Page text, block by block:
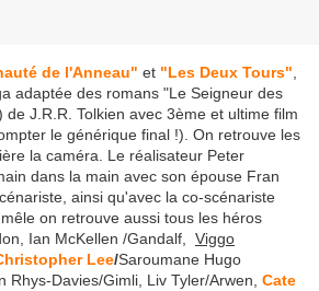
de l'Anneau" et "Les Deux Tours"
adaptée des romans "Le Seigneur des
J.R.R. Tolkien avec 3ème et ultime film
le générique final !). On retrouve les
la caméra. Le réalisateur Peter
dans la main avec son épouse Fran
ainsi qu'avec la co-scénariste
on retrouve aussi tous les héros
Ian McKellen /Gandalf, Viggo
Lee/Saroumane Hugo
Davies/Gimli, Liv Tyler/Arwen, Cate